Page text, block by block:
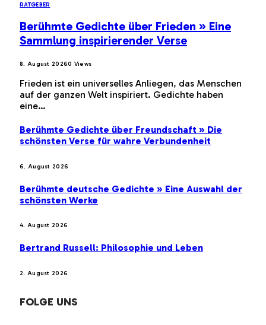
RATGEBER
Berühmte Gedichte über Frieden » Eine
Sammlung inspirierender Verse
8. August 20260 Views
Frieden ist ein universelles Anliegen, das Menschen
auf der ganzen Welt inspiriert. Gedichte haben
eine…
Berühmte Gedichte über Freundschaft » Die
schönsten Verse für wahre Verbundenheit
6. August 2026
Berühmte deutsche Gedichte » Eine Auswahl der
schönsten Werke
4. August 2026
Bertrand Russell: Philosophie und Leben
2. August 2026
FOLGE UNS